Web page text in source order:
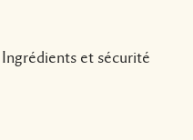
Ingrédients et sécurité